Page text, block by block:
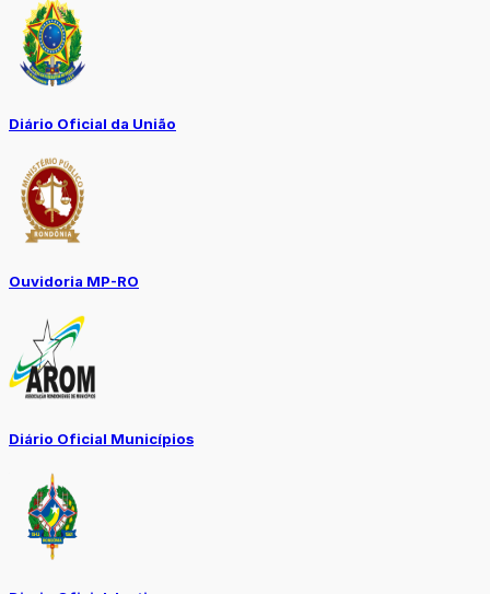
Diário Oficial da União
Ouvidoria MP-RO
Diário Oficial Municípios